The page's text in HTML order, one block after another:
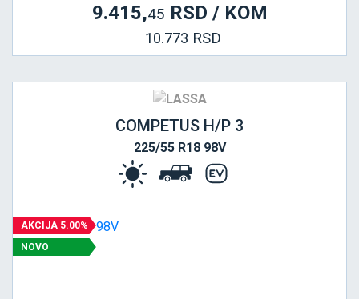
9.415,45 RSD / KOM
10.773 RSD
COMPETUS H/P 3
225/55 R18 98V
AKCIJA 5.00%
NOVO